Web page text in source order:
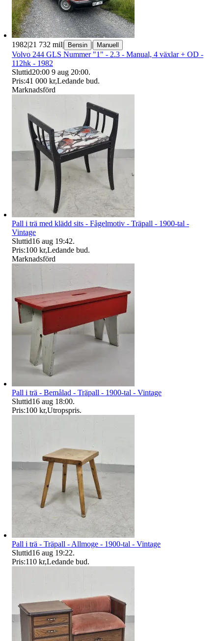
1982|21 732 mil| Bensin | Manuell
Volvo 244 GLS Nummer "1" - 2.3 - Manual, 4 växlar + OD -
112hk - 1982
Sluttid20:00 9 aug 20:00.
Pris:41 000 kr,Ledande bud.
Marknadsförd
Pall i trä med klädd sits - Fågelmotiv - Träpall - 1900-tal -
Vintage
Sluttid16 aug 19:42.
Pris:100 kr,Ledande bud.
Marknadsförd
Pall i trä - Bemålad - Träpall - 1900-tal - Vintage
Sluttid16 aug 18:00.
Pris:100 kr,Utropspris.
Pall i trä - Träpall - Allmoge - 1900-tal - Vintage
Sluttid16 aug 19:22.
Pris:110 kr,Ledande bud.